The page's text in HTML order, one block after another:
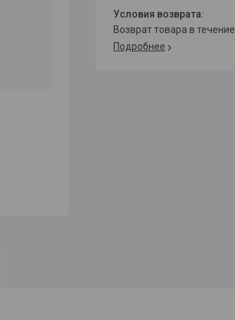
возврат товара в
Подробнее